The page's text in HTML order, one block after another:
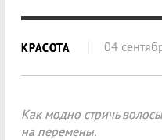
КРАСОТА 04
Как модно стричь
на перемены.